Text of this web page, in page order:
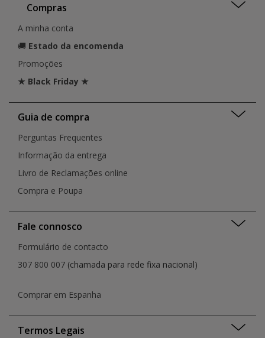
Santarém
São João da Madeira
Setúbal
Sintra
Torres Vedras
Viana do Castelo
Vila Franca de Xira
Vila Nova de Gaia
Vila Real
Leiria
Lisboa
Lisboa
Lisboa
Loulé
Loures
Matosinhos
Montijo
Porto
Rio de Mouro
Santa Cruz do Bispo
São João da Madeira
Senhora da Hora
Viana Do Castelo
Vila Nova de Gaia
Vila Real
Compras
A minha conta
🚚 Estado da encomenda
Promoções
★ Black Friday ★
Guia de compra
Perguntas Frequentes
Informação da entrega
Livro de Reclamações online
Compra e Poupa
Fale connosco
Formulário de contacto
307 800 007 (chamada para rede fixa nacional)
Comprar em Espanha
Termos Legais